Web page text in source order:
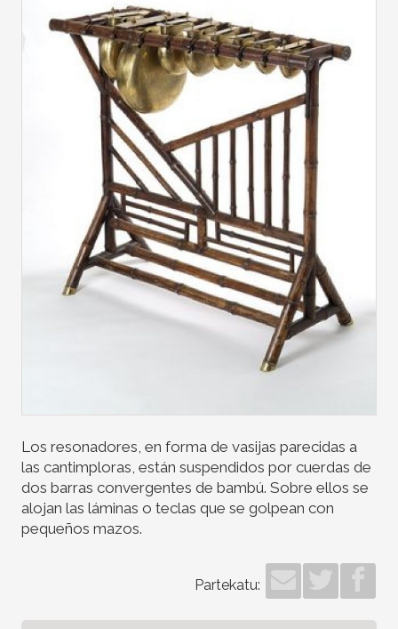
Los resonadores, en forma de vasijas parecidas a
las cantimploras, están suspendidos por cuerdas de
dos barras convergentes de bambú. Sobre ellos se
alojan las láminas o teclas que se golpean con
pequeños mazos.
Partekatu: